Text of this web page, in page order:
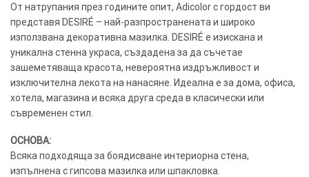
От натрупания през годините опит, Adicolor с гордост ви
представя DESIRÉ – най-разпространената и широко
използвана декоративна мазилка. DESIRÉ е изискана и
уникална стенна украса, създадена за да съчетае
зашеметяваща красота, невероятна издръжливост и
изключителна лекота на нанасяне. Идеална е за дома, офиса,
хотела, магазина и всяка друга среда в класически или
съвременен стил.
ОСНОВА:
Всяка подходяща за боядисване интериорна стена,
изпълнена с гипсова мазилка или шпакловка.
Google